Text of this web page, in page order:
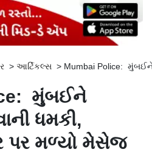
> આર્ટિકલ્સ > Mumbai Police: મુંબઈને
મુંબઈને
ધમકી,
પર મળ્યો મેસેજ